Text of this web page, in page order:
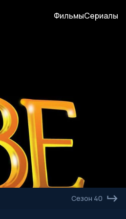
ФильмыСериалы
Сезон 40